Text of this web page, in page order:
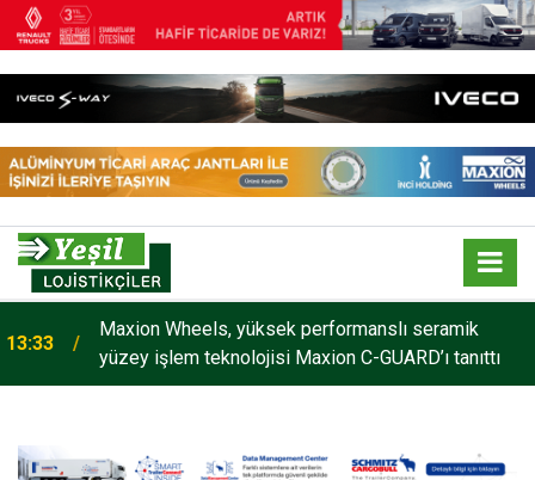
13:33
Maxion Wheels, yüksek performanslı seramik
yüzey işlem teknolojisi Maxion C-GUARD’ı tanıttı